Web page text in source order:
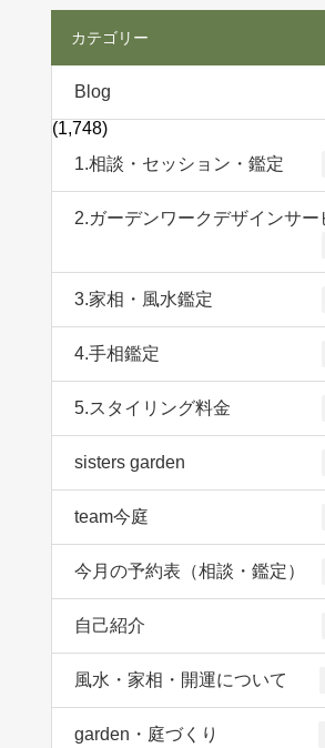
カテゴリー
Blog
(1,748)
1.相談・セッション・鑑定
2.ガーデンワークデザインサー
3.家相・風水鑑定
4.手相鑑定
5.スタイリング料金
sisters garden
team今庭
今月の予約表（相談・鑑定）
自己紹介
風水・家相・開運について
garden・庭づくり